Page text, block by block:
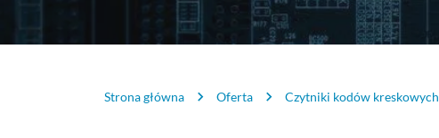
Strona główna Oferta Czytniki kodów kreskowych